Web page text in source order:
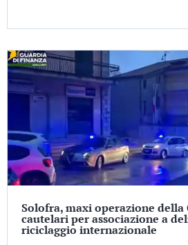
Solofra, maxi operazione della
cautelari per associazione a
riciclaggio internazionale